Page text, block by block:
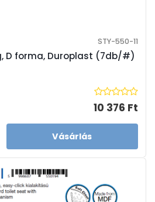
D forma, Duroplast (7db/#)
STY-550-11
10 376 Ft